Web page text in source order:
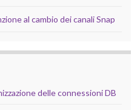
al cambio dei canali Snap
delle connessioni DB